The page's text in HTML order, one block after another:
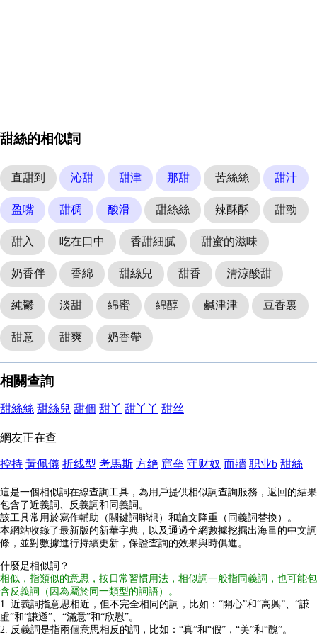
甜絲的相似詞
直甜到 沁甜 甜津 那甜 苦絲絲 甜汁
盈嘴 甜稠 酸滑 甜絲絲 辣酥酥 甜勁
甜入 吃在口中 香甜細膩 甜蜜的滋味
奶香伴 香綿 甜絲兒 甜香 清涼酸甜
純鬱 淡甜 綿蜜 綿醇 鹹津津 豆香裏
甜意 甜爽 奶香帶
相關查詢
甜絲絲 甜絲兒 甜個 甜丫 甜丫丫 甜丝
網友正在查
控持 黃佩儀 折线型 考馬斯 方绝 窟垒 守财奴 而牆 职业b 甜絲
這是一個相似詞在線查詢工具，為用戶提供相似詞查詢服務，返回的結果
包含了近義詞、反義詞和同義詞。
該工具常用於寫作輔助（關鍵詞聯想）和論文降重（同義詞替換）。
本網站收錄了最新版的新華字典，以及通過全網數據挖掘出海量的中文詞
條，並對數據進行持續更新，保證查詢的效果與時俱進。
什麼是相似詞？
相似，指類似的意思，按日常習慣用法，相似詞一般指同義詞，也可能包
含反義詞（因為屬於同一類型的詞語）。
1. 近義詞指意思相近，但不完全相同的詞，比如：“開心”和“高興”、“謙
虛”和“謙遜”、“滿意”和“欣慰”。
2. 反義詞是指兩個意思相反的詞，比如：“真”和“假”，“美”和“醜”。